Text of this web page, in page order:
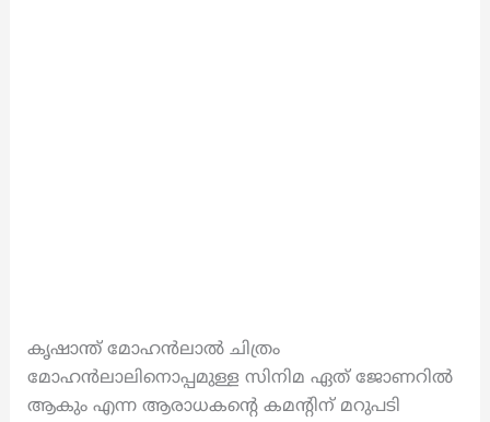
കൃഷാന്ത്‌ മോഹൻലാൽ ചിത്രം
മോഹൻലാലിനൊപ്പമുള്ള സിനിമ ഏത് ജോണറിൽ
ആകും എന്ന ആരാധകന്റെ കമന്റിന് മറുപടി